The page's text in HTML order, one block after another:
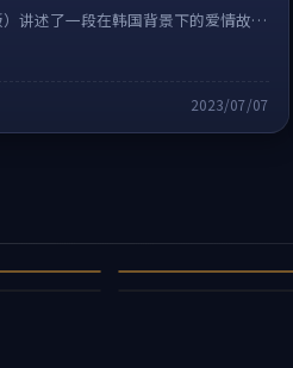
讲述了一段在韩国背景下的爱情故
克制。
2023/07/07
科幻 97万
风之形状